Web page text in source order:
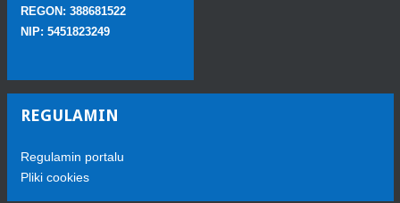
REGON: 388681522
NIP: 5451823249
REGULAMIN
Regulamin portalu
Pliki cookies